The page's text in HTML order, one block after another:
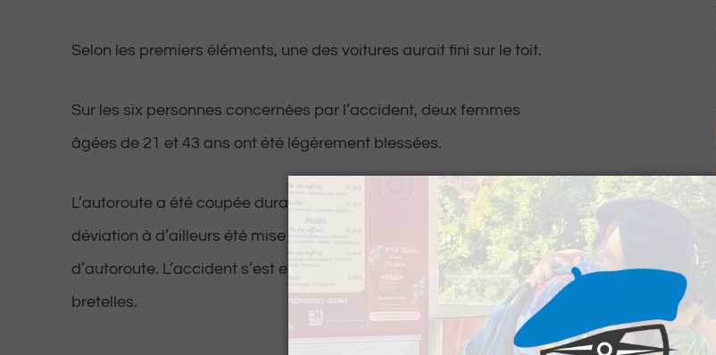
Selon les premiers éléments, une des voitures aurait fini sur le toit.
Sur les six personnes concernées par l’accident, deux femmes
âgées de 21 et 43 ans ont été légèrement blessées.
L’autoroute a été coupée durant l’intervention des secours. Une
déviation à d’ailleurs été mise en place entre la sortie et l’entrée
d’autoroute. L’accident s’est en effet produit entre les deux
bretelles.